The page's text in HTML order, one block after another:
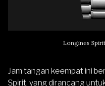
Longines
Jam tangan keempat ini
Spirit, yang dirancang